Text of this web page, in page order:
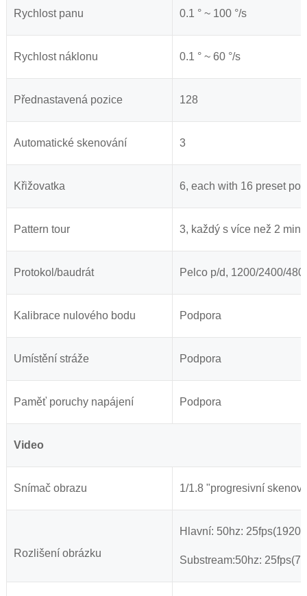
Rychlost panu 0.1 ° ~ 100 °/s
Rychlost náklonu 0.1 ° ~ 60 °/s
Přednastavená pozice 128
Automatické skenování 3
Křižovatka 6, each with 16 preset
Pattern tour 3, každý s více než 2 min
Protokol/baudrát Pelco p/d, 1200/2400/
Kalibrace nulového bodu Podpora
Umístění stráže Podpora
Paměť poruchy napájení Podpora
Video
Snímač obrazu 1/1.8 "progresivní
Rozlišení obrázku
Hlavní: 50hz: 25fps(1920
Substream:50hz: